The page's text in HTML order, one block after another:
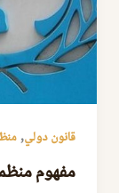
قانون دولي,
مفهوم